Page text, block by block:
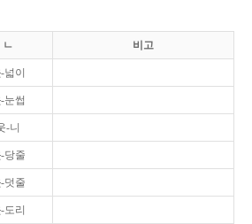
ㄴ 비고
넓이
눈썹
-니
-당줄
-덧줄
도리